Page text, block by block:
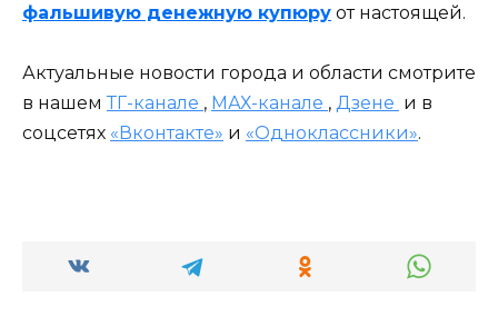
фальшивую денежную купюру от настоящей.
Актуальные новости города и области смотрите
в нашем ТГ-канале , МАХ-канале , Дзене и в
соцсетях «Вконтакте» и «Одноклассники».